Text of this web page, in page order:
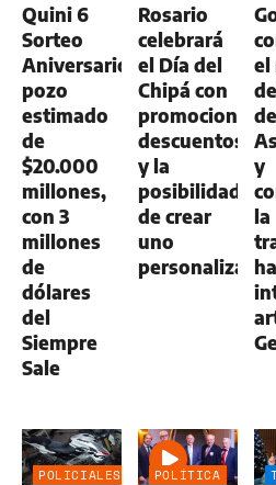
Quini 6
Sorteo
Aniversario:
pozo
estimado
de
$20.000
millones,
con 3
millones
de
dólares
del
Siempre
Sale
Rosario
celebrará
el Día del
Chipá con
promociones,
descuentos
y la
posibilidad
de crear
uno
personalizado
el
y
la
POLICIALES POLÍTICA